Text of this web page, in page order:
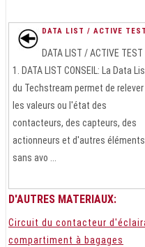
DATA LIST / ACTIVE TEST
DATA LIST / ACTIVE TEST
1. DATA LIST CONSEIL: La Data
du Techstream permet de relever
les valeurs ou l'état des
contacteurs, des capteurs, des
actionneurs et d'autres éléments
sans avo ...
D'AUTRES MATERIAUX:
Circuit du contacteur
compartiment à bagages